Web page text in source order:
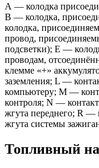
А — колодка
В — колодка,
колодка,
провод,
подсветки); Е —
проводам,
клемме «+»
заземления; L —
компьютеру; М —
контроля; N —
жгута переднего; R —
жгута системы
Топливный